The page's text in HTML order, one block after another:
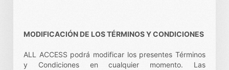
MODIFICACIÓN DE LOS TÉRMINOS Y CONDICIONES
ALL ACCESS podrá modificar los presentes Términos
y Condiciones en cualquier momento. Las